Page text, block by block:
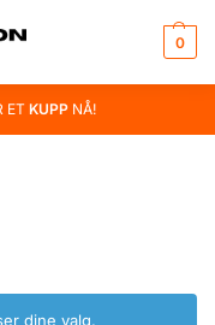
0
ETKUPP NÅ!
dine valg.